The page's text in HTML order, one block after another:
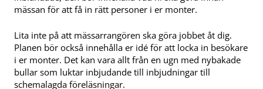
mässan för att få in rätt personer i er monter.
Lita inte på att mässarrangören ska göra jobbet åt dig.
Planen bör också innehålla er idé för att locka in besökare
i er monter. Det kan vara allt från en ugn med nybakade
bullar som luktar inbjudande till inbjudningar till
schemalagda föreläsningar.